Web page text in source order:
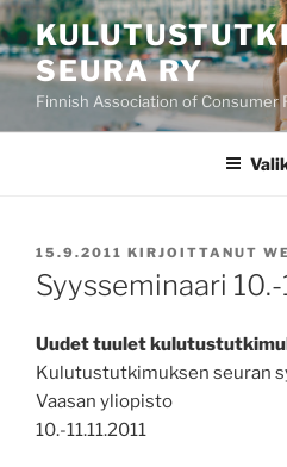
Siirry
sisältöön
SEURA RY
Finnish Association of Consumer
JULKAISTU
15.9.2011 KIRJOITTANUT
Syysseminaari 10.-
Uudet tuulet
Kulutustutkimuksen seuran
Vaasan yliopisto
10.-11.11.2011